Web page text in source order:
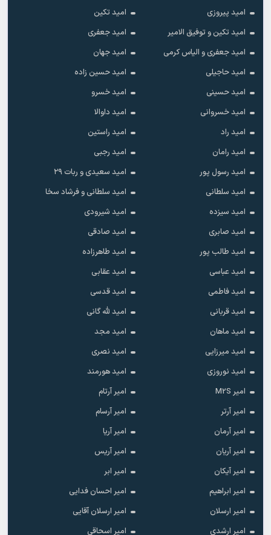
امید پیروزی
امید تکین
امید تکین و توفیق الامیر
امید جعفری
امید جعفری و الیاس کرمی
امید جهان
امید حاجیلی
امید حسین زاده
امید حسینی
امید خسرو
امید خسروانی
امید داوالا
امید راد
امید راستین
امید رامان
امید رجبی
امید رسول پور
امید سعیدی و ربات ۲۹
امید سلطانی
امید سلطانی و فرشاد سخا
امید سیزده
امید شیرودی
امید صابری
امید صادقی
امید طالب پور
امید طاهرزاده
امید عباسی
امید عقابی
امید فاطمی
امید قدسی
امید قربانی
امید لله گانی
امید ماهان
امید مجد
امید میرزایی
امید نصری
امید نوروزی
امید هورمند
امیر M2S
امیر آرتام
امیر آرتر
امیر آرسام
امیر آرمان
امیر آریا
امیر آریان
امیر آریس
امیر آیکان
امیر ابر
امیر ابراهیم
امیر احسان فدایی
امیر ارسلان
امیر ارسلان آقایی
امیر ارشدی
امیر اسحاقی